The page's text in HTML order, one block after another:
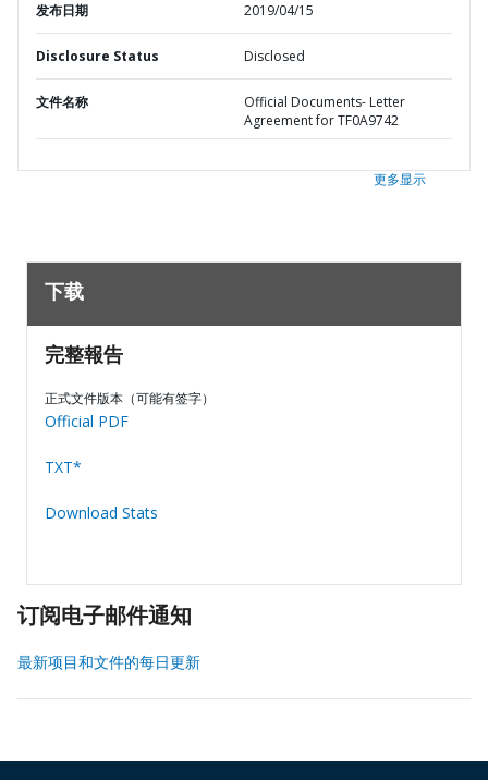
发布日期 2019/04/15
Disclosure Status Disclosed
文件名称
Official Documents- Letter
Agreement for TF0A9742
更多显示
下载
完整報告
正式文件版本（可能有签字）
Official PDF
TXT*
Download Stats
订阅电子邮件通知
最新项目和文件的每日更新